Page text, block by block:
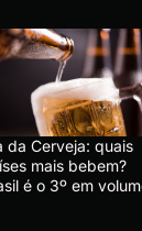
da Cerveja: quais
mais bebem?
é o 3º em